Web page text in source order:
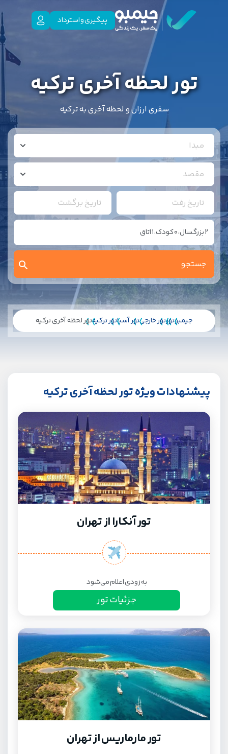
پیگیری و استرداد
تور لحظه آخری ترکیه
سفری ارزان و لحظه آخری به ترکیه
مبدا
مقصد
تاریخ رفت تاریخ برگشت
2بزرگسال،0کودک،1اتاق
جیمبوتورتور خارجیتور آسیاتور ترکیهتور لحظه آخری ترکیه
پیشنهادات ویژه تور لحظه آخری ترکیه
تور آنکارا از تهران
به زودی اعلام می‌شود
جزئیات تور
تور مارماریس از تهران